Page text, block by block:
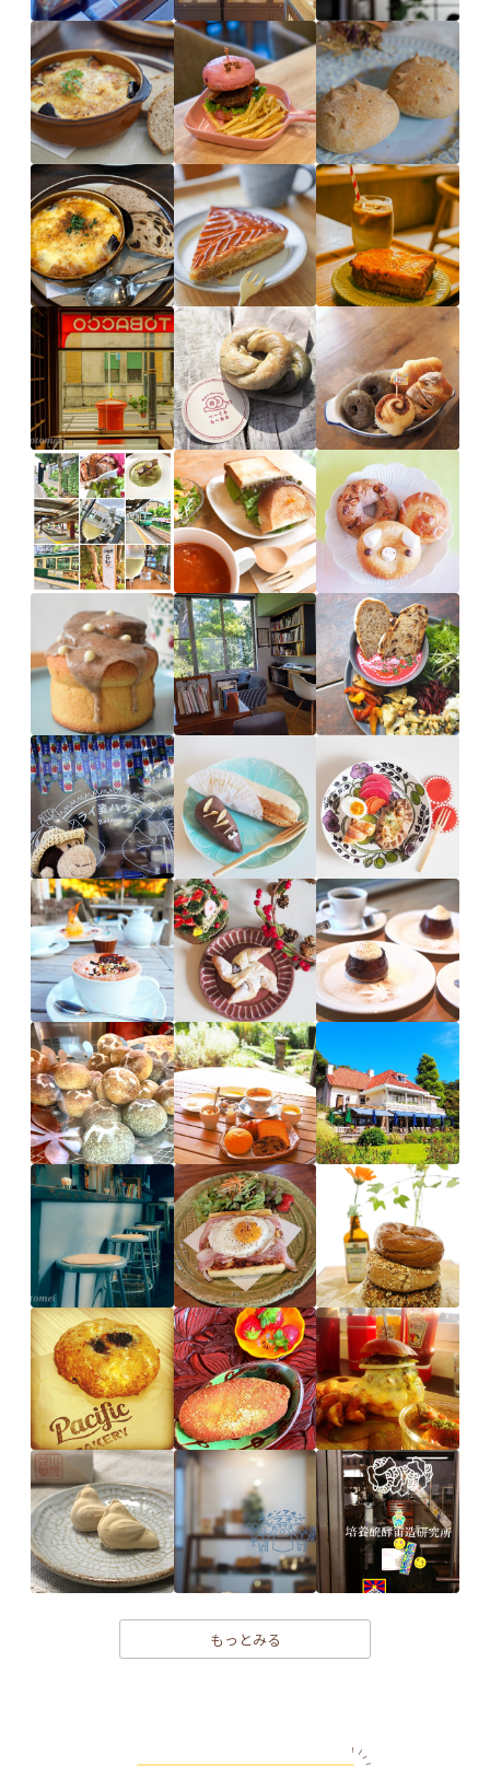
もっとみる